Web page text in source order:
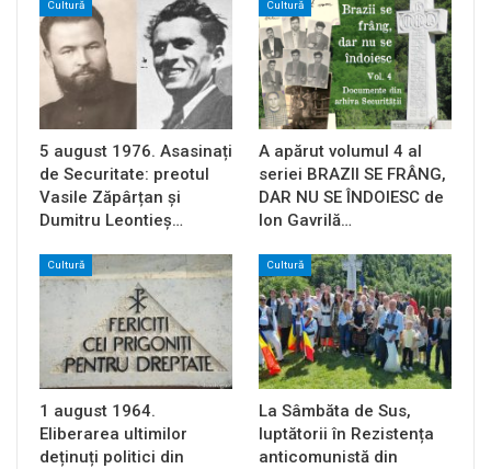
Cultură
5 august 1976. Asasinați
de Securitate: preotul
Vasile Zăpârțan și
Dumitru Leontieș…
Cultură
A apărut volumul 4 al
seriei BRAZII SE FRÂNG,
DAR NU SE ÎNDOIESC de
Ion Gavrilă…
Cultură
1 august 1964.
Eliberarea ultimilor
deținuți politici din
Cultură
La Sâmbăta de Sus,
luptătorii în Rezistența
anticomunistă din